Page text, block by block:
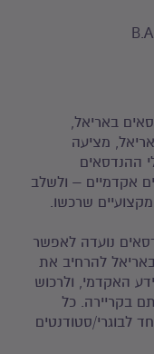
באריאל,
מציעה
ההנדסאים
אקדמיים – ולשלב
שרכשו.
נועדה לאפשר
להרחיב את
האקדמי, ולרכוש
בקריירה. כל
לבוגרי/סטודנטים